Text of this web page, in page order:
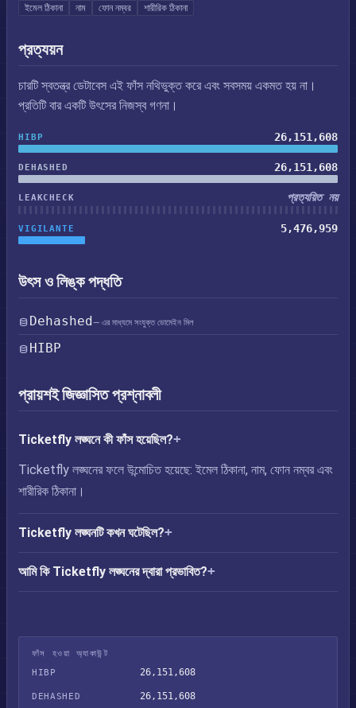
ইমেল ঠিকানা নাম ফোন নম্বর শারীরিক ঠিকানা
প্রত্যয়ন
চারটি স্বতন্ত্র ডেটাবেস এই ফাঁস নথিভুক্ত করে এবং সবসময় একমত হয় না।
প্রতিটি বার একটি উৎসের নিজস্ব গণনা।
HIBP 26,151,608
DEHASHED 26,151,608
LEAKCHECK প্রত্যয়িত নয়
VIGILANTE 5,476,959
উৎস ও লিঙ্ক পদ্ধতি
Dehashed— এর মাধ্যমে সংযুক্ত ডোমেইন মিল
HIBP
প্রায়শই জিজ্ঞাসিত প্রশ্নাবলী
Ticketfly লঙ্ঘনে কী ফাঁস হয়েছিল?
Ticketfly লঙ্ঘনের ফলে উন্মোচিত হয়েছে: ইমেল ঠিকানা, নাম, ফোন নম্বর এবং
শারীরিক ঠিকানা।
Ticketfly লঙ্ঘনটি কখন ঘটেছিল?
আমি কি Ticketfly লঙ্ঘনের দ্বারা প্রভাবিত?
ফাঁস হওয়া অ্যাকাউন্ট
HIBP
26,151,608
DEHASHED 26,151,608